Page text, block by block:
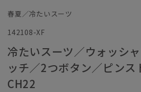
春夏／冷たいスーツ
142108-XF
冷たいスーツ／ウォッシ
ッチ／2つボタン／ピンス
CH22